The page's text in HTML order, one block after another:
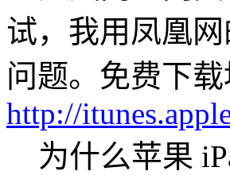
试，我用凤凰
问题。免费下
http://
为什么苹果